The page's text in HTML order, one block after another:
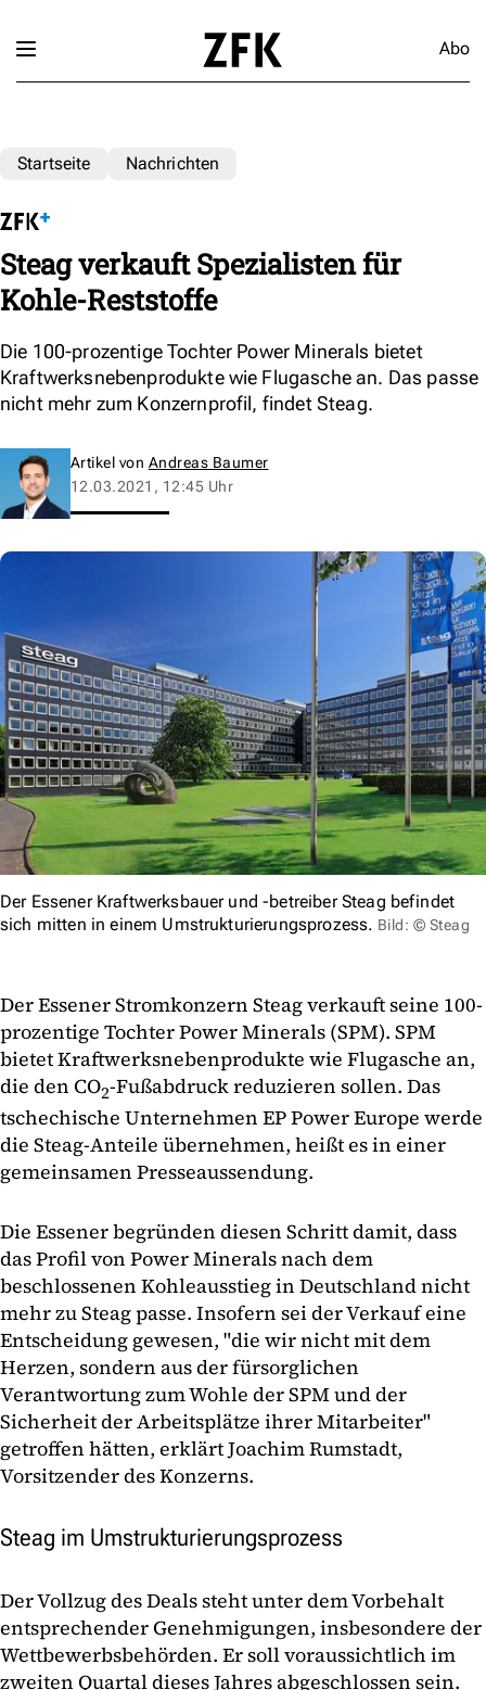
Abo
Startseite Nachrichten
Steag verkauft Spezialisten für
Kohle-Reststoffe
Die 100-prozentige Tochter Power Minerals bietet
Kraftwerksnebenprodukte wie Flugasche an. Das passe
nicht mehr zum Konzernprofil, findet Steag.
Artikel von Andreas Baumer
12.03.2021, 12:45 Uhr
Der Essener Kraftwerksbauer und -betreiber Steag befindet
sich mitten in einem Umstrukturierungsprozess. Bild: © Steag
Der Essener Stromkonzern Steag verkauft seine 100-
prozentige Tochter Power Minerals (SPM). SPM
bietet Kraftwerksnebenprodukte wie Flugasche an,
die den CO2-Fußabdruck reduzieren sollen. Das
tschechische Unternehmen EP Power Europe werde
die Steag-Anteile übernehmen, heißt es in einer
gemeinsamen Presseaussendung.
Die Essener begründen diesen Schritt damit, dass
das Profil von Power Minerals nach dem
beschlossenen Kohleausstieg in Deutschland nicht
mehr zu Steag passe. Insofern sei der Verkauf eine
Entscheidung gewesen, "die wir nicht mit dem
Herzen, sondern aus der fürsorglichen
Verantwortung zum Wohle der SPM und der
Sicherheit der Arbeitsplätze ihrer Mitarbeiter"
getroffen hätten, erklärt Joachim Rumstadt,
Vorsitzender des Konzerns.
Steag im Umstrukturierungsprozess
Der Vollzug des Deals steht unter dem Vorbehalt
entsprechender Genehmigungen, insbesondere der
Wettbewerbsbehörden. Er soll voraussichtlich im
zweiten Quartal dieses Jahres abgeschlossen sein.